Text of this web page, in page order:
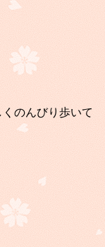
のんびり歩いて